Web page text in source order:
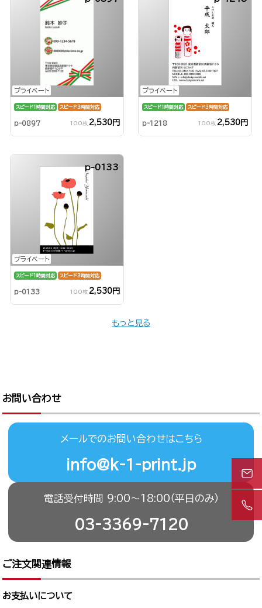
プライベート
スピード1時間対応 スピード3時間対応
p-0897 100枚 2,530円
プライベート
スピード1時間対応 スピード3時間対応
p-1218 100枚 2,530円
プライベート
p-0133
スピード1時間対応 スピード3時間対応
p-0133 100枚 2,530円
もっと見る
お問い合わせ
メールでのお問い合わせはこちら
info@k-1-print.jp
電話受付時間 9:00〜18:00（平日のみ）
03-3369-7120
ご注文関連情報
お支払いについて